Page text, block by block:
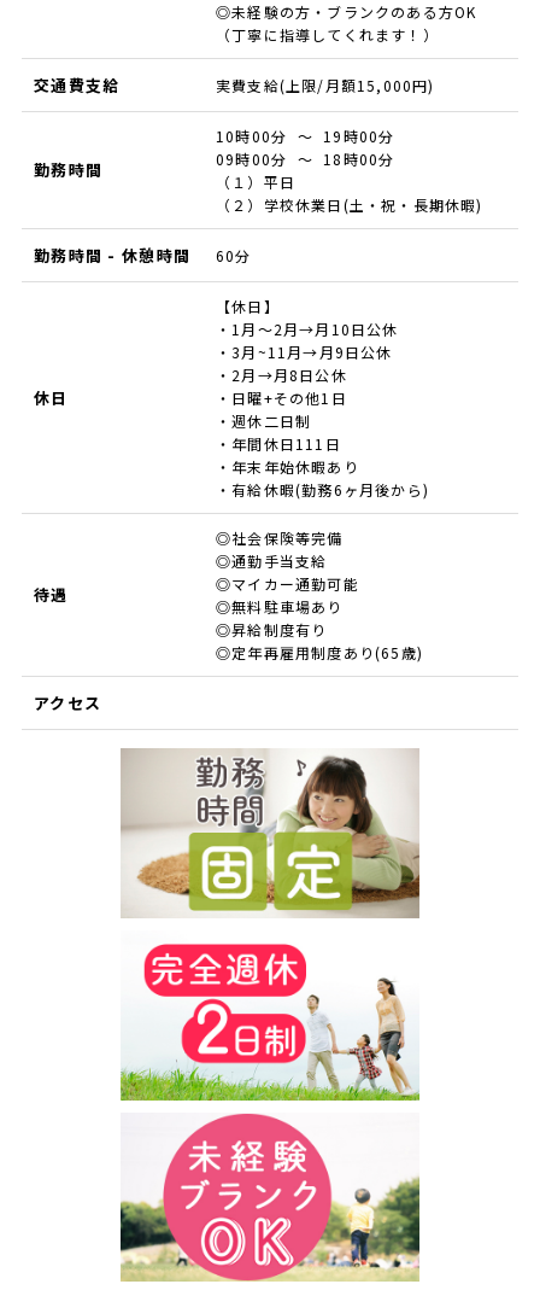
◎未経験の方・ブランクのある方OK
（丁寧に指導してくれます！）
交通費支給 実費支給(上限/月額15,000円)
勤務時間
10時00分 ～ 19時00分
09時00分 ～ 18時00分
（１）平日
（２）学校休業日(土・祝・長期休暇)
勤務時間 - 休憩時間 60分
休日
【休日】
・1月～2月→月10日公休
・3月~11月→月9日公休
・2月→月8日公休
・日曜+その他1日
・週休二日制
・年間休日111日
・年末年始休暇あり
・有給休暇(勤務6ヶ月後から)
待遇
◎社会保険等完備
◎通勤手当支給
◎マイカー通勤可能
◎無料駐車場あり
◎昇給制度有り
◎定年再雇用制度あり(65歳)
アクセス